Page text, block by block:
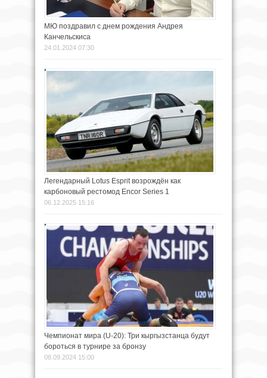
МЮ поздравил с днем рождения Андрея
Канчельскиса
24.01.2024 07:30
Легендарный Lotus Esprit возрождён как
карбоновый рестомод Encor Series 1
06.12.2025 15:16
Чемпионат мира (U-20): Три кыргызстанца будут
бороться в турнире за бронзу
08.09.2024 15:00